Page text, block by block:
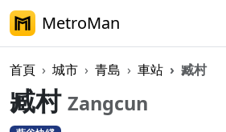
MetroMan
首頁 城市 青島 車站 臧村
臧村 Zangcun